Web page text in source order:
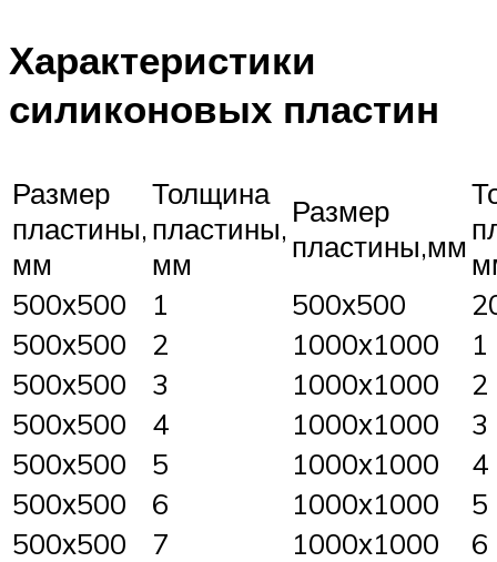
Характеристики
силиконовых пластин
Размер
пластины,
мм
Толщина
пластины,
мм
Размер
пластины,мм
500х500
1 500х500
500х500
2 1000х1000
1
500х500
3 1000х1000
2
500х500
4 1000х1000
3
500х500
5 1000х1000
4
500х500
6 1000х1000
5
500х500
7 1000х1000
6